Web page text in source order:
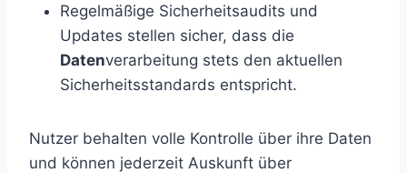
Regelmäßige Sicherheitsaudits und
Updates stellen sicher, dass die
Datenverarbeitung stets den aktuellen
Sicherheitsstandards entspricht.
Nutzer behalten volle Kontrolle über ihre Daten
und können jederzeit Auskunft über